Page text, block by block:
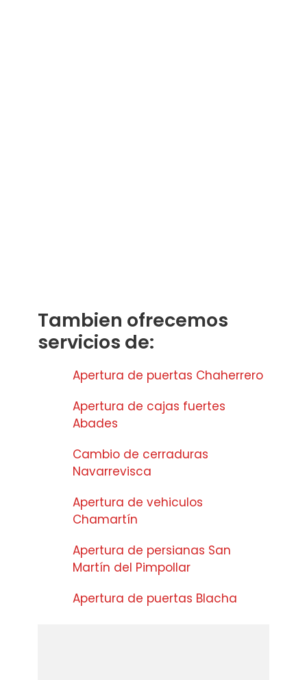
Tambien ofrecemos
servicios de:
Apertura de puertas Chaherrero
Apertura de cajas fuertes
Abades
Cambio de cerraduras
Navarrevisca
Apertura de vehiculos
Chamartín
Apertura de persianas San
Martín del Pimpollar
Apertura de puertas Blacha